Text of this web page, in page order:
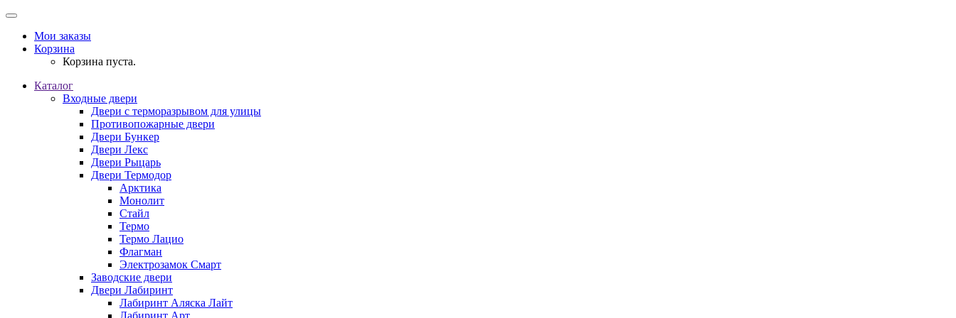
Мои заказы
Корзина
Корзина пуста.
Каталог
Входные двери
Двери с терморазрывом для улицы
Противопожарные двери
Двери Бункер
Двери Лекс
Двери Рыцарь
Двери Термодор
Арктика
Монолит
Стайл
Термо
Термо Лацио
Флагман
Электрозамок Смарт
Заводские двери
Двери Лабиринт
Лабиринт Аляска Лайт
Лабиринт Арт